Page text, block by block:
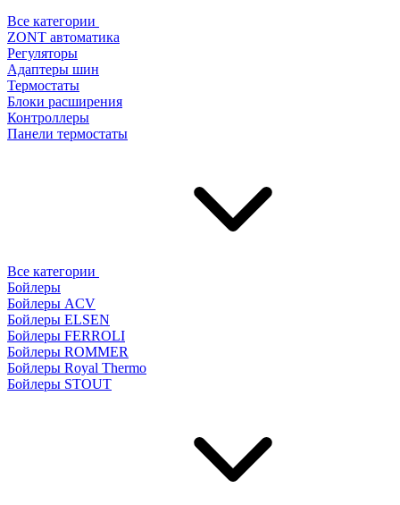
Все категории
ZONT автоматика
Регуляторы
Адаптеры шин
Термостаты
Блоки расширения
Контроллеры
Панели термостаты
Все категории
Бойлеры
Бойлеры ACV
Бойлеры ELSEN
Бойлеры FERROLI
Бойлеры ROMMER
Бойлеры Royal Thermo
Бойлеры STOUT